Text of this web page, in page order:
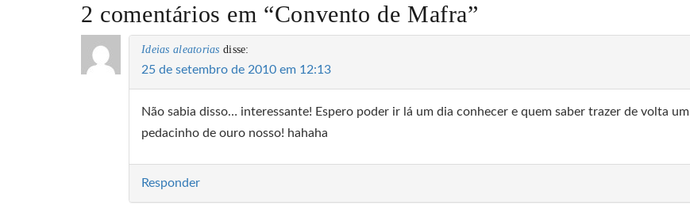
2 comentários em “Convento de Mafra”
Ideias aleatorias disse:
25 de setembro de 2010 em 12:13
Não sabia disso… interessante! Espero poder ir lá um dia conhecer e quem saber trazer de volta um
pedacinho de ouro nosso! hahaha
Responder